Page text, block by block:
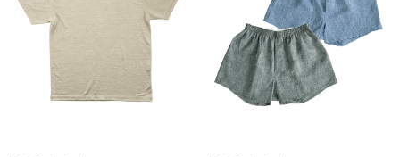
BOGARD 最新号はこちら
ルームウェア
アンダーウェア